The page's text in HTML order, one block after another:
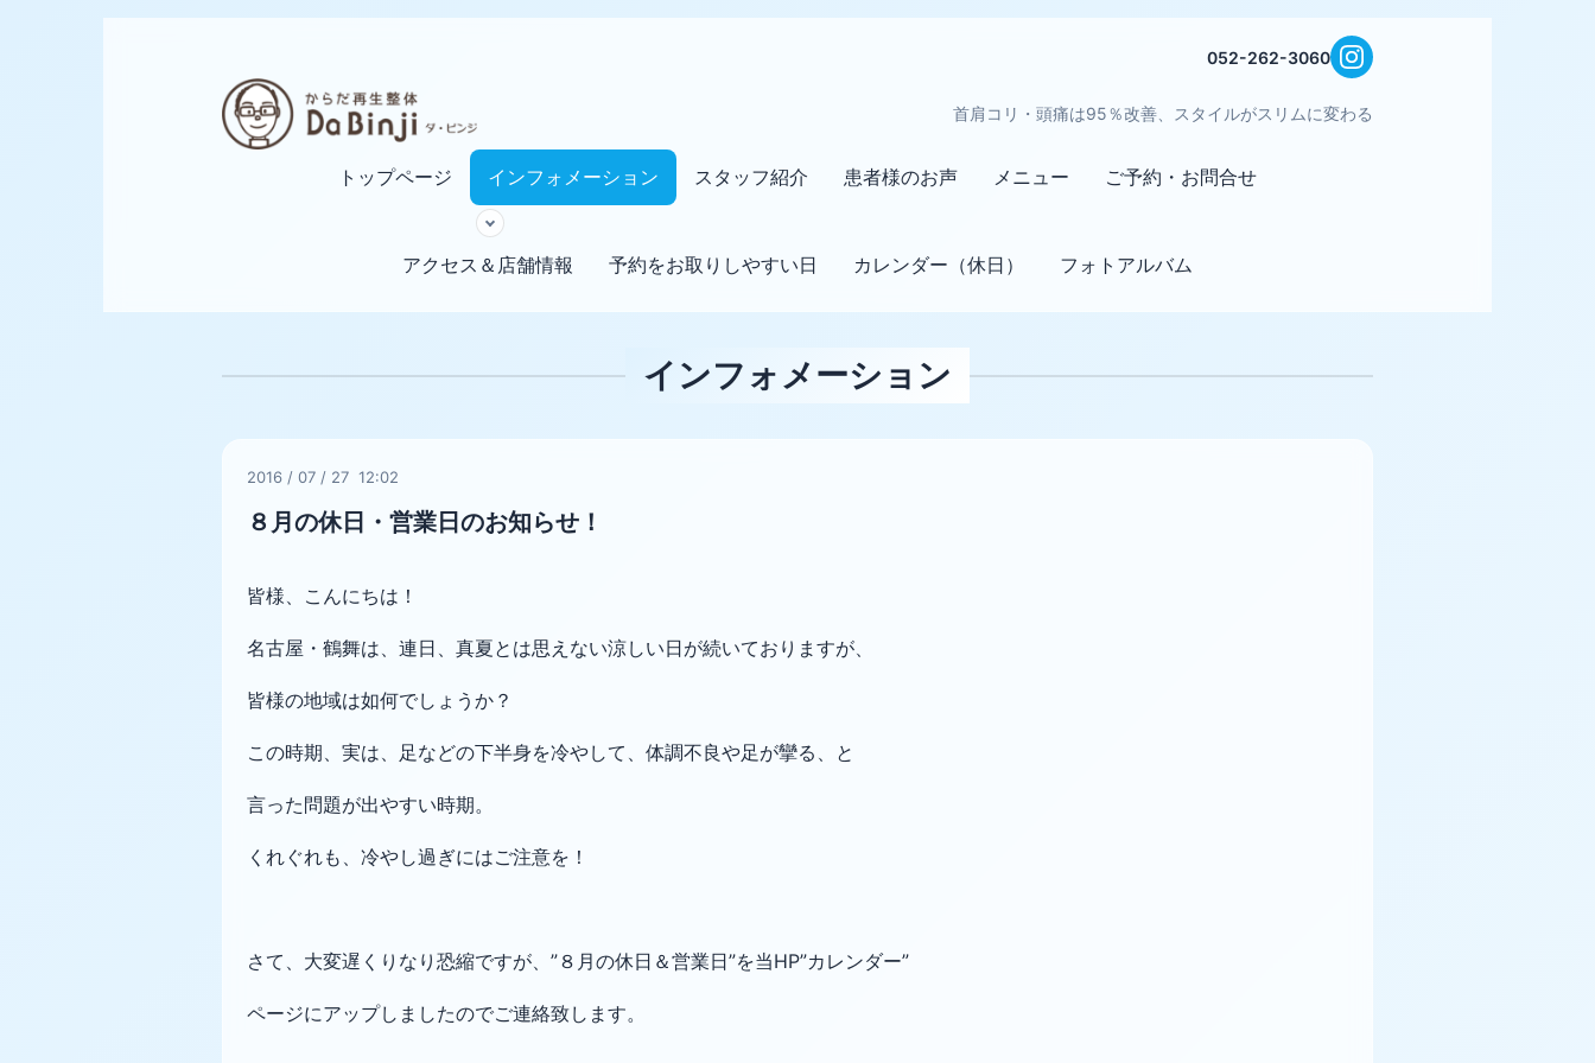
052-262-3060
首肩コリ・頭痛は95％改善、スタイルがスリムに変わる
トップページ インフォメーション スタッフ紹介 患者様のお声 メニュー ご予約・お問合せ
アクセス＆店舗情報 予約をお取りしやすい日 カレンダー（休日） フォトアルバム
インフォメーション
2016 / 07 / 27 12:02
８月の休日・営業日のお知らせ！
皆様、こんにちは！
名古屋・鶴舞は、連日、真夏とは思えない涼しい日が続いておりますが、
皆様の地域は如何でしょうか？
この時期、実は、足などの下半身を冷やして、体調不良や足が攣る、と
言った問題が出やすい時期。
くれぐれも、冷やし過ぎにはご注意を！
さて、大変遅くりなり恐縮ですが、”８月の休日＆営業日”を当HP”カレンダー”
ページにアップしましたのでご連絡致します。